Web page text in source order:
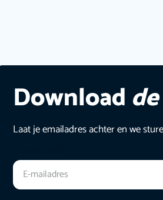
Download
Laat je emailadres achter en we